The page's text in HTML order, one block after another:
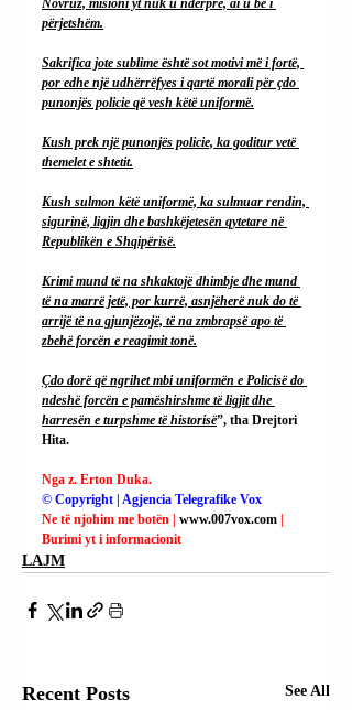
Novruz, misioni yt nuk u ndërpre, ai u bë i
përjetshëm.
Sakrifica jote sublime është sot motivi më i fortë,
por edhe një udhërrëfyes i qartë morali për çdo
punonjës policie që vesh këtë uniformë.
Kush prek një punonjës policie, ka goditur vetë
themelet e shtetit.
Kush sulmon këtë uniformë, ka sulmuar rendin,
sigurinë, ligjin dhe bashkëjetesën qytetare në
Republikën e Shqipërisë.
Krimi mund të na shkaktojë dhimbje dhe mund
të na marrë jetë, por kurrë, asnjëherë nuk do të
arrijë të na gjunjëzojë, të na zmbrapsë apo të
zbehë forcën e reagimit tonë.
Çdo dorë që ngrihet mbi uniformën e Policisë do
ndeshë forcën e pamëshirshme të ligjit dhe
harresën e turpshme të historisë”, tha Drejtori
Hita.
Nga z. Erton Duka.
© Copyright | Agjencia Telegrafike Vox
Ne të njohim me botën | www.007vox.com
Burimi yt i informacionit
LAJM
Recent Posts See All